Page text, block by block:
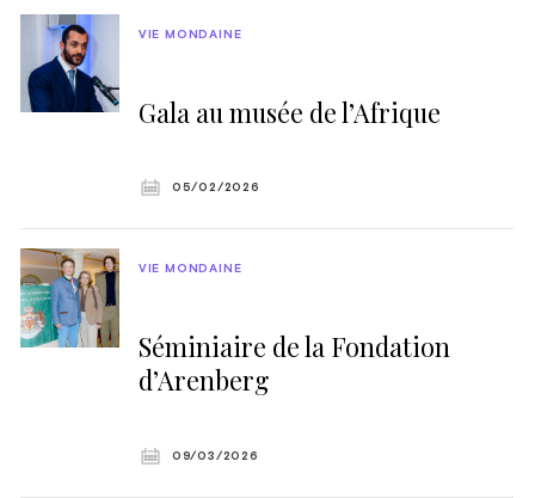
Gala au musée de l’Afrique
VIE MONDAINE
05/02/2026
Séminiaire de la Fondation
d’Arenberg
VIE MONDAINE
09/03/2026